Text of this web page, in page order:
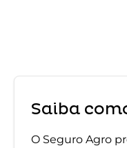
Saiba
O Seguro Agro